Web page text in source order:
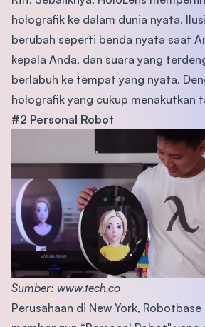
holografik ke dalam dunia nyata.
berubah seperti benda nyata saat
kepala Anda, dan suara yang
berlabuh ke tempat yang nyata.
holografik yang cukup menakutkan
#2 Personal Robot
Sumber: www.tech.co
Perusahaan di New York,